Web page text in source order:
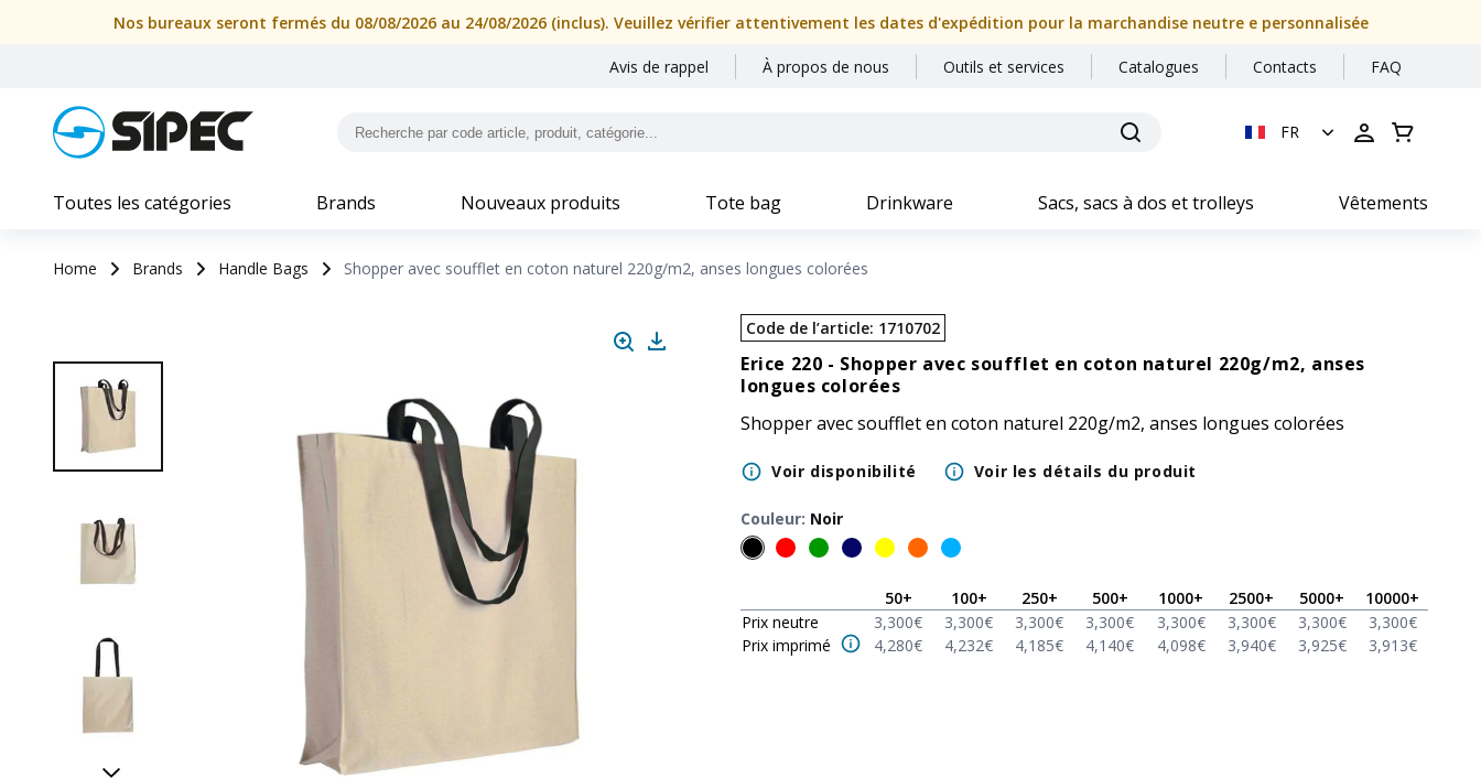
Nos bureaux seront fermés du 08/08/2026 au 24/08/2026 (inclus). Veuillez vérifier attentivement les dates d'expédition pour la marchandise neutre e personnalisée
Avis de rappel À propos de nous Outils et services Catalogues Contacts FAQ
FR
Toutes les catégories Brands Nouveaux produits Tote bag Drinkware Sacs, sacs à dos et trolleys Vêtements
Home Brands Handle Bags Shopper avec soufflet en coton naturel 220g/m2, anses longues colorées
Code de l’article: 1710702
Erice 220 - Shopper avec soufflet en coton naturel 220g/m2, anses
longues colorées
Shopper avec soufflet en coton naturel 220g/m2, anses longues colorées
Voir disponibilité Voir les détails du produit
Couleur: Noir
50+ 100+ 250+ 500+ 1000+ 2500+ 5000+ 10000+
Prix neutre
3,300€ 3,300€ 3,300€ 3,300€ 3,300€ 3,300€ 3,300€ 3,300€
Prix imprimé
4,280€ 4,232€ 4,185€ 4,140€ 4,098€ 3,940€ 3,925€ 3,913€